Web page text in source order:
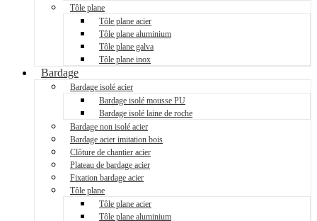
Tôle plane
Tôle plane acier
Tôle plane aluminium
Tôle plane galva
Tôle plane inox
Bardage
Bardage isolé acier
Bardage isolé mousse PU
Bardage isolé laine de roche
Bardage non isolé acier
Bardage acier imitation bois
Clôture de chantier acier
Plateau de bardage acier
Fixation bardage acier
Tôle plane
Tôle plane acier
Tôle plane aluminium